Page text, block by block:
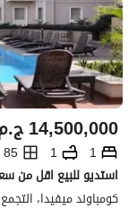
14,500,000
1
1
85 متر مربع
كومباوند ميفيدا،